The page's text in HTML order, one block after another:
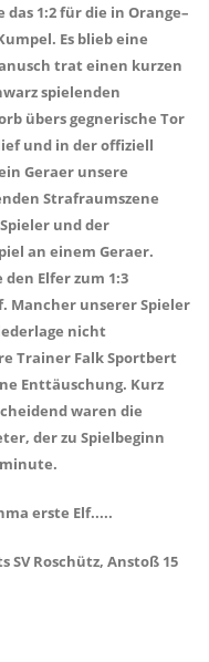
1:2 für die in Orange–
Es blieb eine
trat einen kurzen
spielenden
übers gegnerische Tor
und in der offiziell
Geraer unsere
Strafraumszene
und der
an einem Geraer.
Elfer zum 1:3
Mancher unserer Spieler
nicht
Trainer Falk Sportbert
Enttäuschung. Kurz
waren die
der zu Spielbeginn
erste Elf.....
SV Roschütz, Anstoß 15